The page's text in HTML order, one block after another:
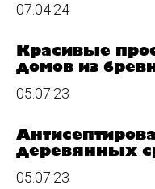
07.04.24
Красивые
домов из
05.07.23
деревянных
05.07.23